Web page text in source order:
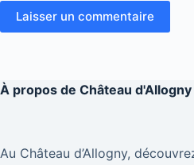
Laisser un commentaire
À propos de Château
Au Château d’Allogny,